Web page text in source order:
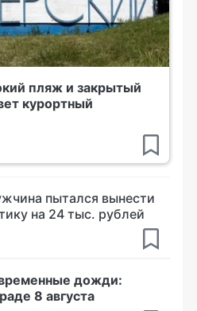
пляж и закрытый
курортный
пытался вынести
на 24 тыс. рублей
дожди:
8 августа